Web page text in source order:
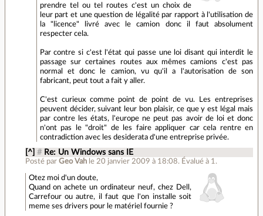
prendre tel ou tel routes c'est un choix de
leur part et une question de légalité par rapport à l'utilisation de
la "licence" livré avec le camion donc il faut absolument
respecter cela.
Par contre si c'est l'état qui passe une loi disant qui interdit le
passage sur certaines routes aux mêmes camions c'est pas
normal et donc le camion, vu qu'il a l'autorisation de son
fabricant, peut tout a fait y aller.
C'est curieux comme point de point de vu. Les entreprises
peuvent décider, suivant leur bon plaisir, ce que y est légal mais
par contre les états, l'europe ne peut pas avoir de loi et donc
n'ont pas le "droit" de les faire appliquer car cela rentre en
contradiction avec les desiderata d'une entreprise privée.
[^] # Re: Un Windows sans IE
Posté par Geo Vah le 20 janvier 2009 à 18:08. Évalué à 1 .
Otez moi d'un doute,
Quand on achete un ordinateur neuf, chez Dell,
Carrefour ou autre, il faut que l'on installe soit
meme ses drivers pour le matériel fournie ?